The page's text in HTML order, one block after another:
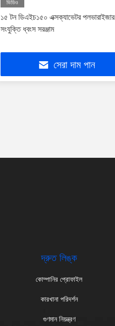
ভিডিও
১৫ টন ডিএইচ১৫০ এক্সক্যাভেটর পলভারাইজার
সংযুক্তি ধ্বংস সরঞ্জাম
সেরা দাম পান
দ্রুত লিঙ্ক
কোম্পানির প্রোফাইল
কারখানা পরিদর্শন
গুণমান নিয়ন্ত্রণ